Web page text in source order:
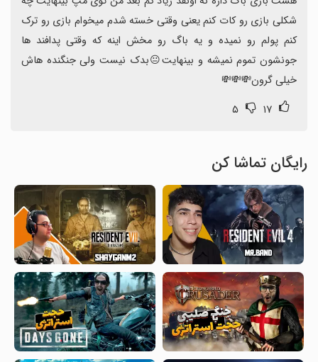
خیلی گرون💸💸💸
۱۷ ۵
رایگان تماشا کن